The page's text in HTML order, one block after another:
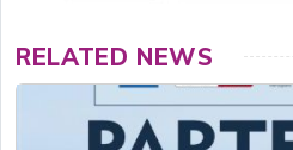
RELATED NEWS